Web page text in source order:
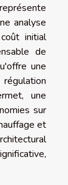
analyse
initial
de
une
une
sur
et